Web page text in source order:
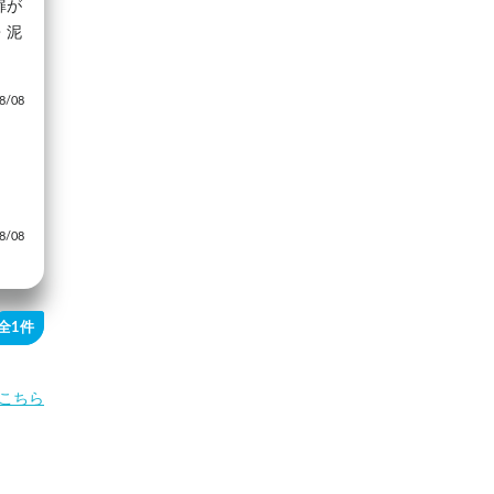
が
泥
08
08
1件
ちら